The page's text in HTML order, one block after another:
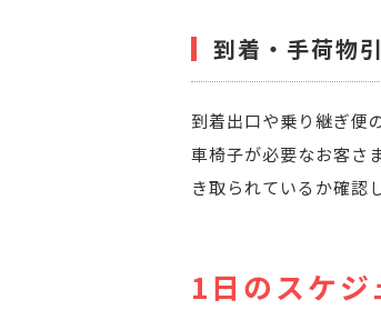
到着・手荷物
到着出口や乗り継ぎ便
車椅子が必要なお客さ
き取られているか確認
1日のスケジ